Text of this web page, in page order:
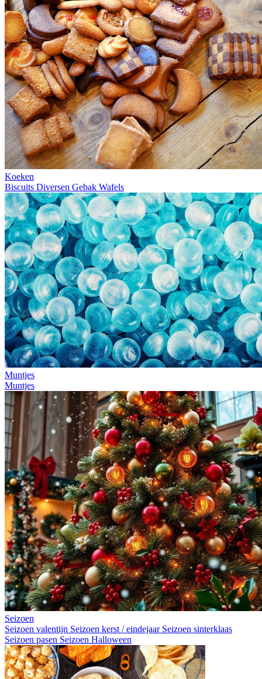
Koeken
Biscuits Diversen Gebak Wafels
Muntjes
Muntjes
Seizoen
Seizoen valentijn Seizoen kerst / eindejaar Seizoen sinterklaas
Seizoen pasen Seizoen Halloween